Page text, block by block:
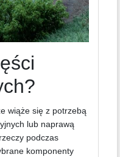
wiąże się z potrzebą
lub naprawą
podczas
komponenty